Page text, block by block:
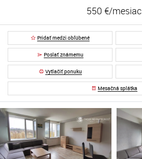
550 €/mesiac
Pridať medzi obľúbené
Poslať známemu
Vytlačiť ponuku
Mesačná splátka